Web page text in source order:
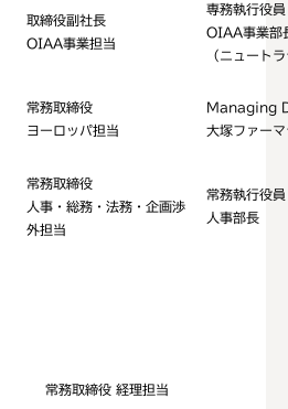
取締役副社長
OIAA事業担当
専務執行役員
OIAA事業部
（ニュート
常務取締役
ヨーロッパ担当
Managing
大塚ファー
常務取締役
人事・総務・法務・企画渉
外担当
常務執行役員
人事部長
常務取締役 経理担当